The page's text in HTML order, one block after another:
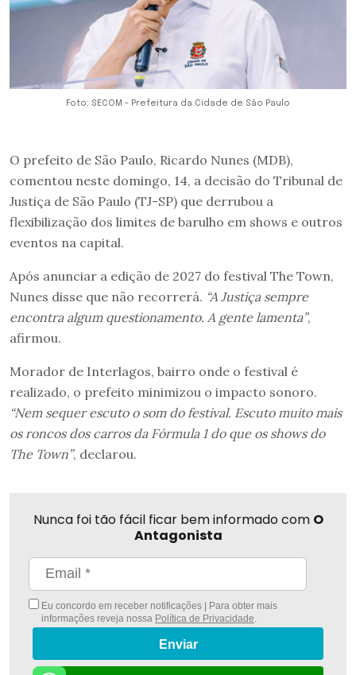
Foto: SECOM - Prefeitura da Cidade de São Paulo
O prefeito de São Paulo, Ricardo Nunes (MDB),
comentou neste domingo, 14, a decisão do Tribunal de
Justiça de São Paulo (TJ-SP) que derrubou a
flexibilização dos limites de barulho em shows e outros
eventos na capital.
Após anunciar a edição de 2027 do festival The Town,
Nunes disse que não recorrerá. “A Justiça sempre
encontra algum questionamento. A gente lamenta”,
afirmou.
Morador de Interlagos, bairro onde o festival é
realizado, o prefeito minimizou o impacto sonoro.
“Nem sequer escuto o som do festival. Escuto muito mais
os roncos dos carros da Fórmula 1 do que os shows do
The Town”, declarou.
Nunca foi tão fácil ficar bem informado com O
Antagonista
Eu concordo em receber notificações | Para obter mais
informações reveja nossa Política de Privacidade.
Enviar